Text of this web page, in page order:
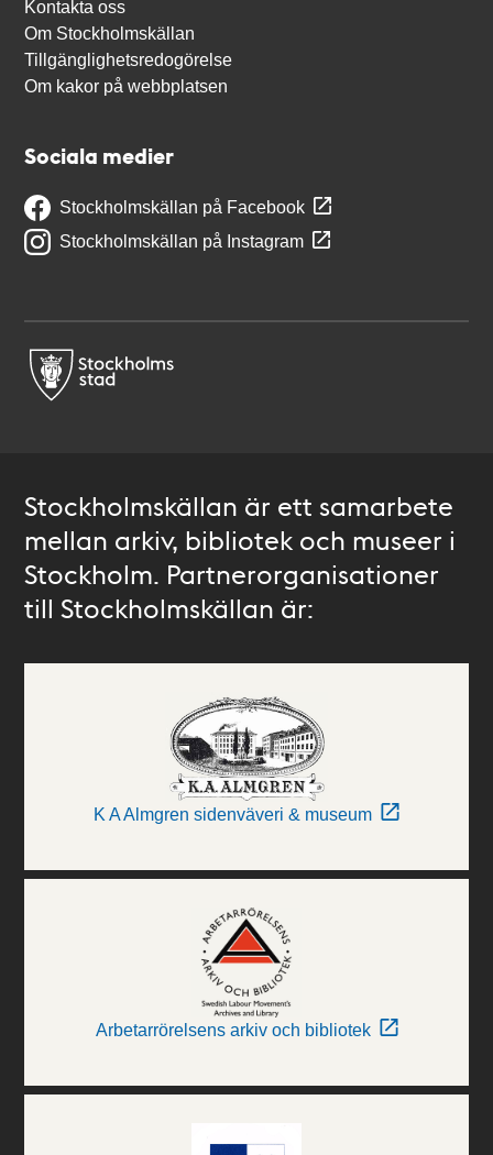
Kontakta oss
Om Stockholmskällan
Tillgänglighetsredogörelse
Om kakor på webbplatsen
Sociala medier
Stockholmskällan på Facebook
Stockholmskällan på Instagram
Stockholmskällan är ett samarbete
mellan arkiv, bibliotek och museer i
Stockholm. Partnerorganisationer
till Stockholmskällan är:
K A Almgren sidenväveri & museum
Arbetarrörelsens arkiv och bibliotek